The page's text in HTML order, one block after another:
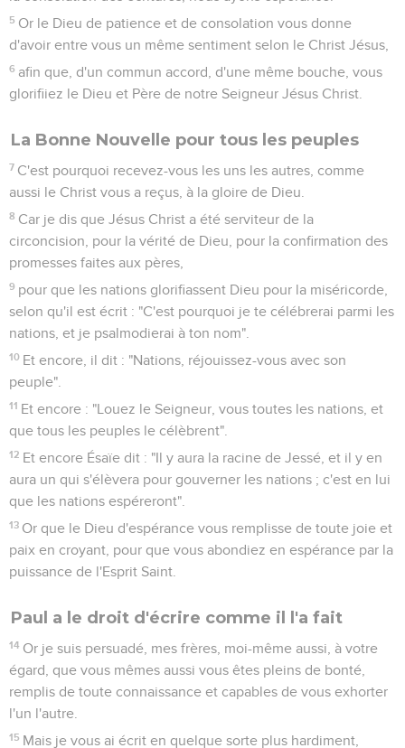
5 Or le Dieu de patience et de consolation vous donne
d'avoir entre vous un même sentiment selon le Christ Jésus,
6 afin que, d'un commun accord, d'une même bouche, vous
glorifiiez le Dieu et Père de notre Seigneur Jésus Christ.
La Bonne Nouvelle pour tous les peuples
7 C'est pourquoi recevez-vous les uns les autres, comme
aussi le Christ vous a reçus, à la gloire de Dieu.
8 Car je dis que Jésus Christ a été serviteur de la
circoncision, pour la vérité de Dieu, pour la confirmation des
promesses faites aux pères,
9 pour que les nations glorifiassent Dieu pour la miséricorde,
selon qu'il est écrit : "C'est pourquoi je te célébrerai parmi les
nations, et je psalmodierai à ton nom".
10 Et encore, il dit : "Nations, réjouissez-vous avec son
peuple".
11 Et encore : "Louez le Seigneur, vous toutes les nations, et
que tous les peuples le célèbrent".
12 Et encore Ésaïe dit : "Il y aura la racine de Jessé, et il y en
aura un qui s'élèvera pour gouverner les nations ; c'est en lui
que les nations espéreront".
13 Or que le Dieu d'espérance vous remplisse de toute joie et
paix en croyant, pour que vous abondiez en espérance par la
puissance de l'Esprit Saint.
Paul a le droit d'écrire comme il l'a fait
14 Or je suis persuadé, mes frères, moi-même aussi, à votre
égard, que vous mêmes aussi vous êtes pleins de bonté,
remplis de toute connaissance et capables de vous exhorter
l'un l'autre.
15 Mais je vous ai écrit en quelque sorte plus hardiment,